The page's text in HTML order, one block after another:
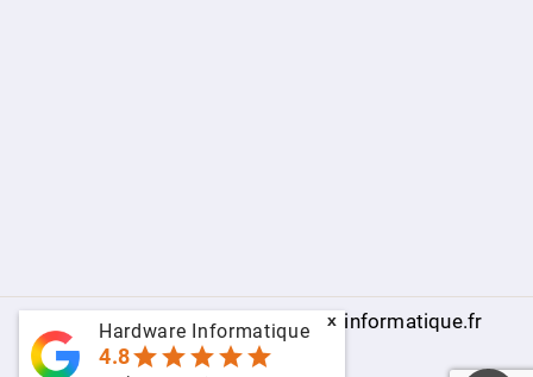
© 2009 - 2026 - www.hardware-informatique.fr
Hardware Informatique
4.8starstarstarstarstar
x